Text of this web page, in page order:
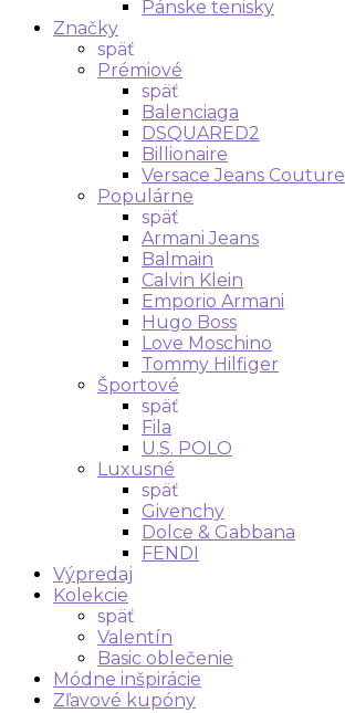
Pánske tenisky
Značky
späť
Prémiové
späť
Balenciaga
DSQUARED2
Billionaire
Versace Jeans Couture
Populárne
späť
Armani Jeans
Balmain
Calvin Klein
Emporio Armani
Hugo Boss
Love Moschino
Tommy Hilfiger
Športové
späť
Fila
U.S. POLO
Luxusné
späť
Givenchy
Dolce & Gabbana
FENDI
Výpredaj
Kolekcie
späť
Valentín
Basic oblečenie
Módne inšpirácie
Zľavové kupóny